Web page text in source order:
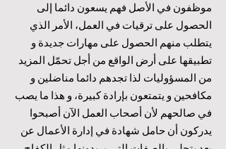
موظفون في الأصل فهم يسعون دائما إلى
الحصول على ترقيات في العمل، الأمر الذي
يتطلب منهم الحصول على مهارات جديدة و
تطبيقها على أرض الواقع من أجل تحمّل المزيد
من المسؤوليات لذا تجدهم دائما مناضلين و
مكافحين و يتمتعون بإرادة كبيرة، و هذا ما يصب
في صالحهم لأن أصحاب العمل الآن أصبحوا
يدركون أن حامل شهادة في إدارة الأعمال عن